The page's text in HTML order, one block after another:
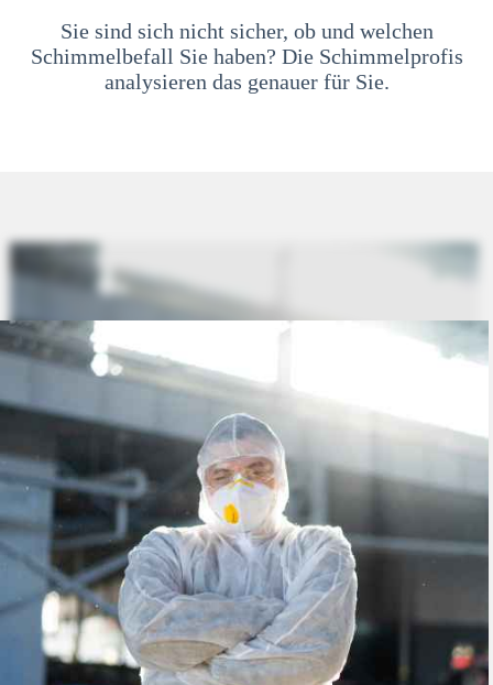
Sie sind sich nicht sicher, ob und welchen
Schimmelbefall Sie haben? Die Schimmelprofis
analysieren das genauer für Sie.